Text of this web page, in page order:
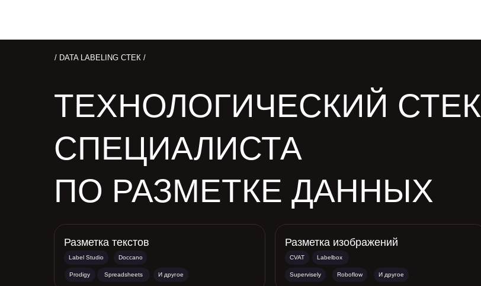
/ DATA LABELING СТЕК /
ТЕХНОЛОГИЧЕСКИЙ СТЕК
СПЕЦИАЛИСТА
ПО РАЗМЕТКЕ ДАННЫХ
Разметка изображений
И другое
Labelbox
Roboflow
CVAT
Supervisely
Разметка текстов
И другое
Doccano
Prodigy Spreadsheets
Label Studio